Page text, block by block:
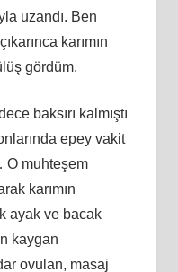
uzandı. Ben
karımın
gördüm.
baksırı kalmıştı
epey vakit
O muhteşem
karımın
ayak ve bacak
kaygan
ovulan, masaj